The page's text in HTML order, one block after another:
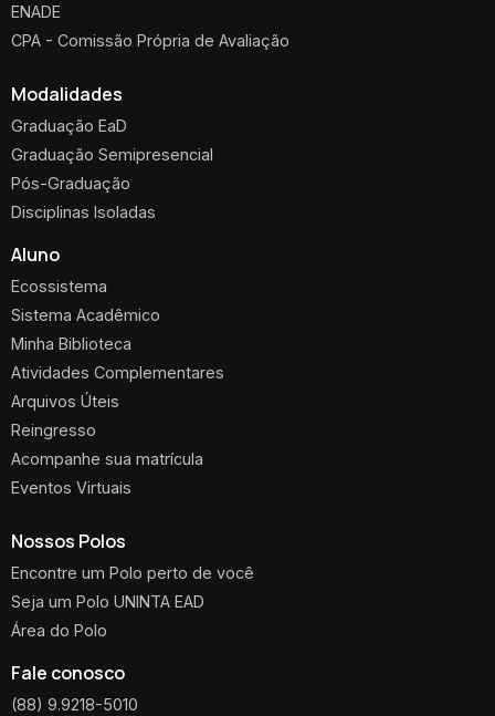
ENADE
CPA - Comissão Própria de Avaliação
Modalidades
Graduação EaD
Graduação Semipresencial
Pós-Graduação
Disciplinas Isoladas
Aluno
Ecossistema
Sistema Acadêmico
Minha Biblioteca
Atividades Complementares
Arquivos Úteis
Reingresso
Acompanhe sua matrícula
Eventos Virtuais
Nossos Polos
Encontre um Polo perto de você
Seja um Polo UNINTA EAD
Área do Polo
Fale conosco
(88) 9.9218-5010